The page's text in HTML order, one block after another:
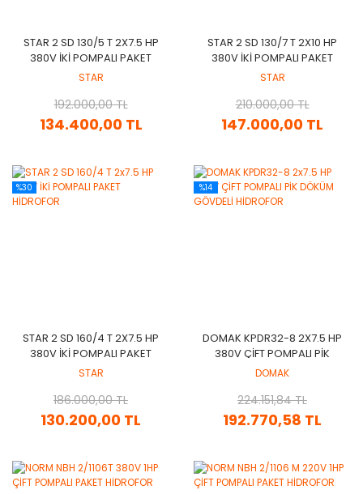
STAR 2 SD 130/5 T 2X7.5 HP
380V İKİ POMPALI PAKET
HİDROFOR
STAR
134.400,00 TL
192.000,00 TL
STAR 2 SD 130/7 T 2X10 HP
380V İKİ POMPALI PAKET
HİDROFOR
STAR
147.000,00 TL
210.000,00 TL
%30
STAR 2 SD 160/4 T 2X7.5 HP
380V İKİ POMPALI PAKET
HİDROFOR
STAR
130.200,00 TL
186.000,00 TL
%14
DOMAK KPDR32-8 2X7.5 HP
380V ÇİFT POMPALI PİK
DÖKÜM GÖVDELİ HİDROFOR
DOMAK
192.770,58 TL
224.151,84 TL